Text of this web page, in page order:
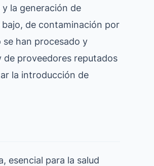
la generación de
de contaminación por
han procesado y
de proveedores reputados
la introducción de
esencial para la salud